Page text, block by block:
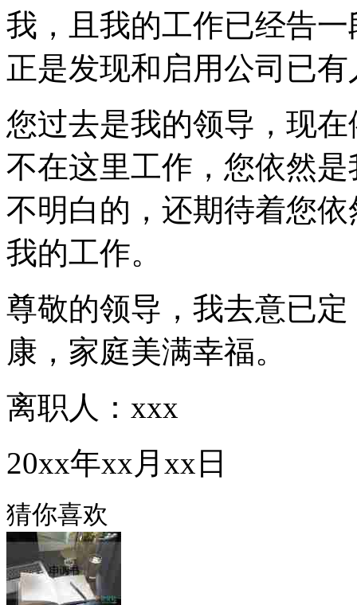
我，且我的工作已经告
正是发现和启用公司已
您过去是我的领导，现
不在这里工作，您依然
不明白的，还期待着您
我的工作。
尊敬的领导，我去意已
康，家庭美满幸福。
离职人：xxx
20xx年xx月xx日
猜你喜欢